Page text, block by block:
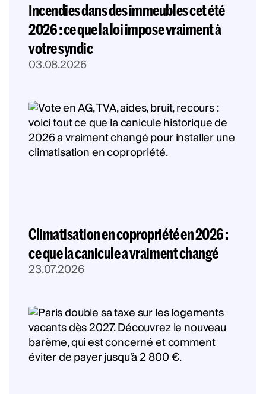
Incendies dans des immeubles cet été
2026 : ce que la loi impose vraiment à
votre syndic
03.08.2026
Climatisation en copropriété en 2026 :
ce que la canicule a vraiment changé
23.07.2026